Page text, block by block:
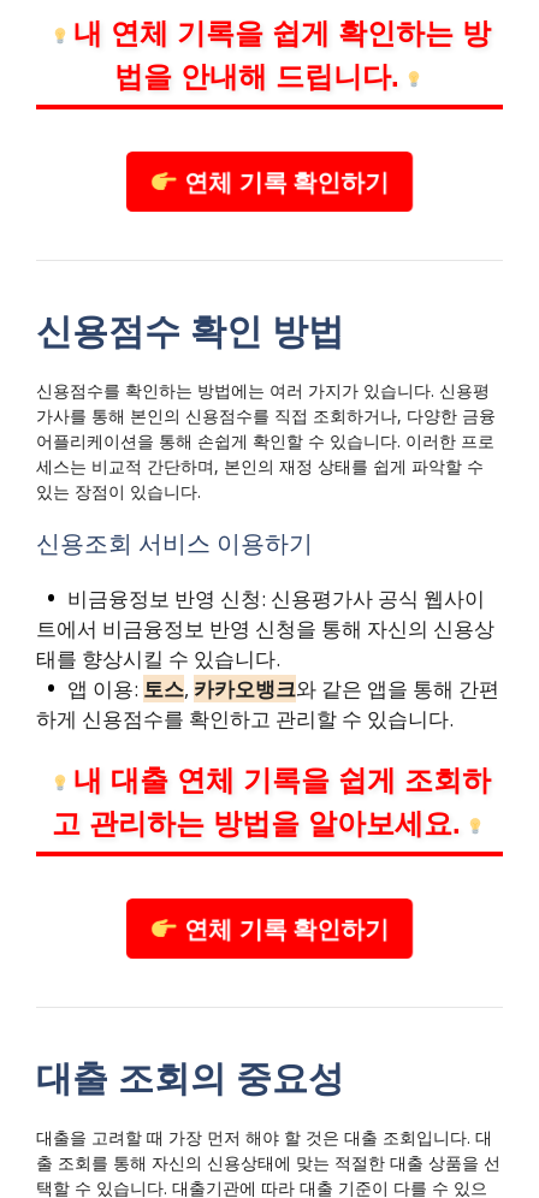
내 연체 기록을 쉽게 확인하는 방
법을 안내해 드립니다.
연체 기록 확인하기
신용점수 확인 방법
신용점수를 확인하는 방법에는 여러 가지가 있습니다. 신용평
가사를 통해 본인의 신용점수를 직접 조회하거나, 다양한 금융
어플리케이션을 통해 손쉽게 확인할 수 있습니다. 이러한 프로
세스는 비교적 간단하며, 본인의 재정 상태를 쉽게 파악할 수
있는 장점이 있습니다.
신용조회 서비스 이용하기
비금융정보 반영 신청: 신용평가사 공식 웹사이
트에서 비금융정보 반영 신청을 통해 자신의 신용상
태를 향상시킬 수 있습니다.
앱 이용: 토스, 카카오뱅크와 같은 앱을 통해 간편
하게 신용점수를 확인하고 관리할 수 있습니다.
내 대출 연체 기록을 쉽게 조회하
고 관리하는 방법을 알아보세요.
연체 기록 확인하기
대출 조회의 중요성
대출을 고려할 때 가장 먼저 해야 할 것은 대출 조회입니다. 대
출 조회를 통해 자신의 신용상태에 맞는 적절한 대출 상품을 선
택할 수 있습니다. 대출기관에 따라 대출 기준이 다를 수 있으